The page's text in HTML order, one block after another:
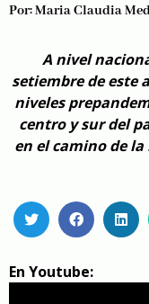
Por:Maria Claudia
A nivel
setiembre de este
niveles
centro y sur del
en el camino de
En Youtube: